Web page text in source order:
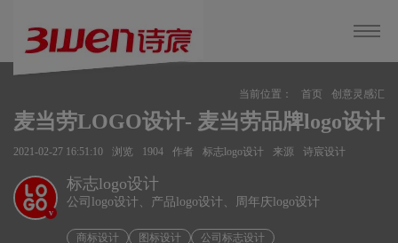
当前位置： 首页 创意灵感汇
麦当劳LOGO设计- 麦当劳品牌logo设计
2021-02-27 16:51:10 浏览 1904 作者 标志logo设计 来源 诗宸设计
v
标志logo设计
公司logo设计、产品logo设计、周年庆logo设计
商标设计 图标设计 公司标志设计